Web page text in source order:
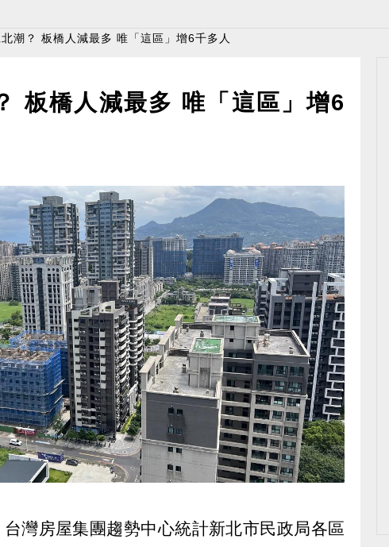
潮？ 板橋人減最多 唯「這區」增6千多人
板橋人減最多 唯「這區」增6
灣房屋集團趨勢中心統計新北市民政局各區